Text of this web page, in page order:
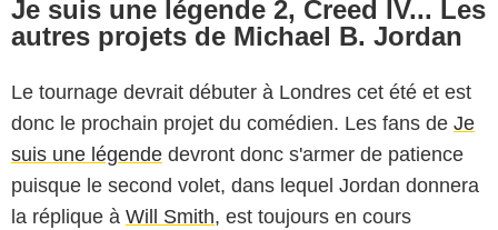
Je suis une légende 2, Creed IV... Les
autres projets de Michael B. Jordan
Le tournage devrait débuter à Londres cet été et est
donc le prochain projet du comédien. Les fans de Je
suis une légende devront donc s'armer de patience
puisque le second volet, dans lequel Jordan donnera
la réplique à Will Smith, est toujours en cours